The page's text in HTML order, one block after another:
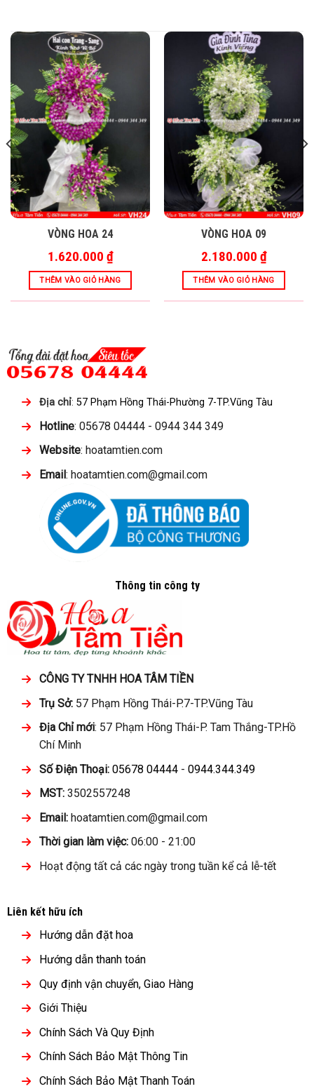
VÒNG HOA 24
1.620.000 ₫
THÊM VÀO GIỎ HÀNG
VÒNG HOA 09
2.180.000 ₫
THÊM VÀO GIỎ HÀNG
Địa chỉ: 57 Phạm Hồng Thái-Phường 7-TP.Vũng Tàu
Hotline: 05678 04444 - 0944 344 349
Website: hoatamtien.com
Email: hoatamtien.com@gmail.com
Thông tin công ty
CÔNG TY TNHH HOA TÂM TIỀN
Trụ Sở: 57 Phạm Hồng Thái-P.7-TP.Vũng Tàu
Địa Chỉ mới: 57 Phạm Hồng Thái-P. Tam Thắng-TP.Hồ
Chí Minh
Số Điện Thoại: 05678 04444- 0944.344.349
MST:3502557248
Email: hoatamtien.com@gmail.com
Thời gian làm việc:06:00 - 21:00
Hoạt động tất cả các ngày trong tuần kể cả lễ-tết
Liên kết hữu ích
Hướng dẫn đặt hoa
Hướng dẫn thanh toán
Quy định vận chuyển, Giao Hàng
Giới Thiệu
Chính Sách Và Quy Định
Chính Sách Bảo Mật Thông Tin
Chính Sách Bảo Mật Thanh Toán